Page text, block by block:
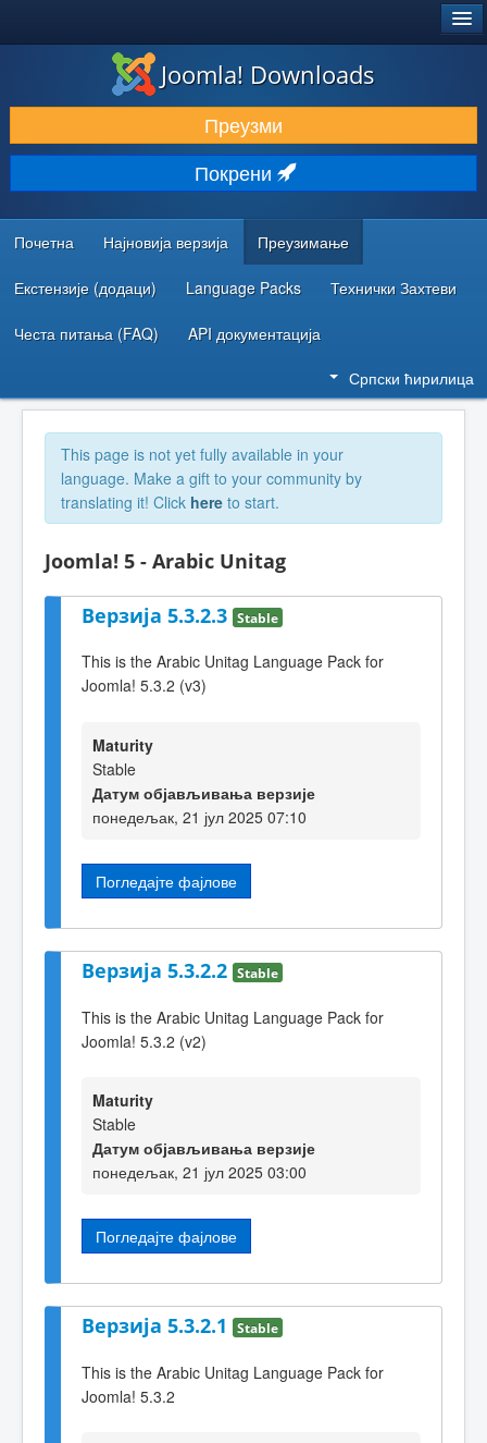
ПРЕУЗИМАЊЕ И ПРОШИРЕЊА (ЕКСТЕНЗИЈЕ)
ОТКРИЈТЕ И НАУЧИТЕ
ЗАЈЕДНИЦА И ПОДРШКА
РЕСУРСИ ЗА РАЗВОЈ
Joomla! Downloads
Преузми
Покрени
Почетна Најновија верзија Преузимање
Екстензије (додаци) Language Packs Технички Захтеви
Честа питања (FAQ) API документација
Српски ћирилица
This page is not yet fully available in your
language. Make a gift to your community by
translating it! Click here to start.
Joomla! 5 - Arabic Unitag
Верзија 5.3.2.3 Stable
This is the Arabic Unitag Language Pack for
Joomla! 5.3.2 (v3)
Maturity
Stable
Датум објављивања верзије
понедељак, 21 јул 2025 07:10
Погледајте фајлове
Верзија 5.3.2.2 Stable
This is the Arabic Unitag Language Pack for
Joomla! 5.3.2 (v2)
Maturity
Stable
Датум објављивања верзије
понедељак, 21 јул 2025 03:00
Погледајте фајлове
Верзија 5.3.2.1 Stable
This is the Arabic Unitag Language Pack for
Joomla! 5.3.2